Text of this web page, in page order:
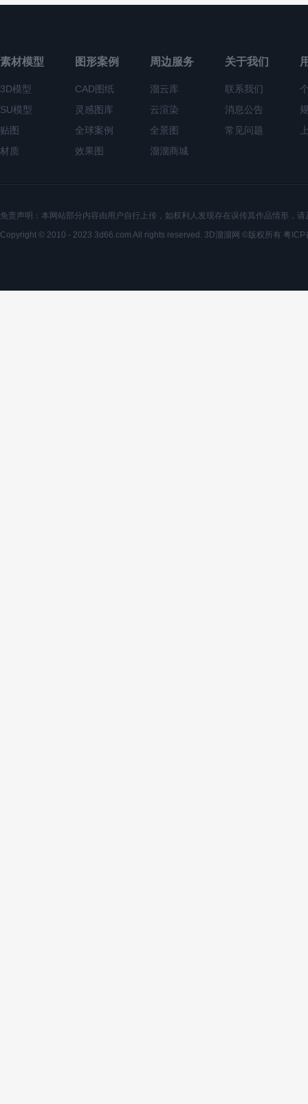
素材模型
3D模型
SU模型
贴图
材质
图形案例
CAD图纸
灵感图库
全球案例
效果图
周边服务
溜云库
云渲染
全景图
溜溜商城
关于我们
联系我们
消息公告
常见问题
免责声明：本网站部分内容由用户自行上传，如权利人发现存在误传其作品情形，
Copyright © 2010 - 2023 3d66.com All rights reserved. 3D溜溜网 ©版权所有 粤ICP